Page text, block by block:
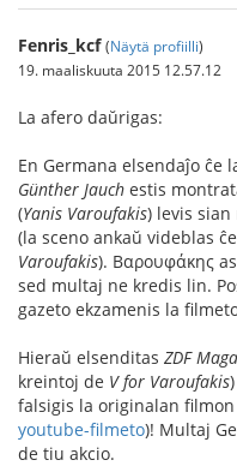
Fenris_kcf (Näytä profiilli)
19. maaliskuuta 2015 12.57.12
La afero daŭrigas:
En Germana elsendaĵo ĉe
Günther Jauch estis
(Yanis Varoufakis) levis
(la sceno ankaŭ videblas
Varoufakis). Βαρουφάκης
sed multaj ne kredis lin.
gazeto ekzamenis la
Hieraŭ elsenditas ZDF
kreintoj de V for Varoufakis
falsigis la originalan
youtube-filmeto)! Multaj
de tiu akcio.